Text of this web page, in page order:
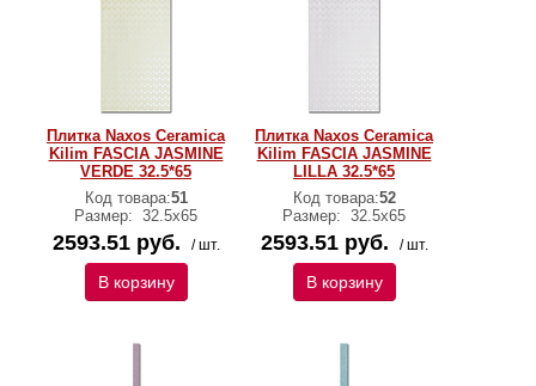
Плитка Naxos Ceramica
Kilim FASCIA JASMINE
VERDE 32.5*65
Код товара:51
Размер: 32.5x65
2593.51 руб. / шт.
В корзину
Плитка Naxos Ceramica
Kilim FASCIA JASMINE
LILLA 32.5*65
Код товара:52
Размер: 32.5x65
2593.51 руб. / шт.
В корзину